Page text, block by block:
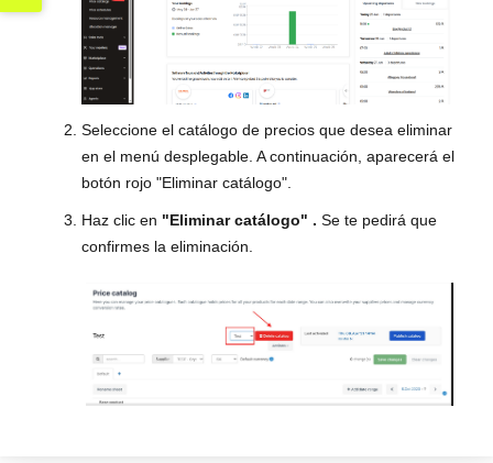
Seleccione el catálogo de precios que desea eliminar
en el menú desplegable. A continuación, aparecerá el
botón rojo "Eliminar catálogo".
Haz clic en "Eliminar catálogo" . Se te pedirá que
confirmes la eliminación.